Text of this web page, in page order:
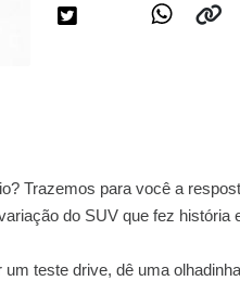
Trazemos para você a
do SUV que fez
teste drive, dê uma